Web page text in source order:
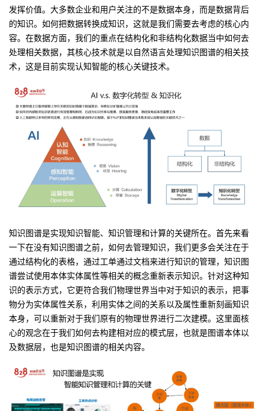
发挥价值。大多数企业和用户关注的不是数据本身，而是数据背后
的知识。如何把数据转换成知识，这就是我们需要去考虑的核心内
容。在数据方面，我们的重点在结构化和非结构化数据当中如何去
处理相关数据，其核心技术就是以自然语言处理知识图谱的相关技
术，这是目前实现认知智能的核心关键技术。
知识图谱是实现知识智能、知识管理和计算的关键所在。首先来看
一下在没有知识图谱之前，如何去管理知识，我们更多会关注在于
通过结构化的表格，通过工单通过文档来进行知识的管理，知识图
谱尝试使用本体实体属性等相关的概念重新表示知识。针对这种知
识的表示方式，它更符合我们物理世界当中对于知识的表示，把事
物分为实体属性关系，利用实体之间的关系以及属性重新刻画知识
本身，可以重新对于我们原有的物理世界进行二次建模。这里面核
心的观念在于我们如何去构建相对应的模式层，也就是图谱本体以
及数据层，也是知识图谱的相关内容。